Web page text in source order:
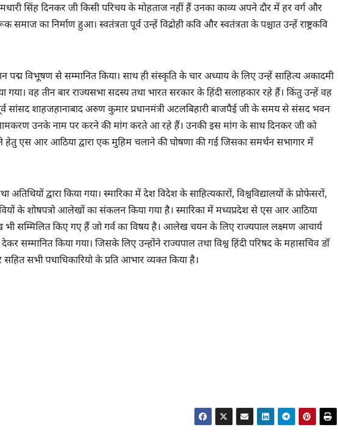
सिंह दिनकर जी किसी परिचय के मोहताज नहीं हैं उनका काव्य अपने दौर में हर वर्ग और
का निर्माण हुआ। स्वतंत्रता पूर्व उन्हें विद्रोही कवि और स्वतंत्रता के पश्चात उन्हें राष्ट्रकवि
पद्म विभूषण से सम्मानित किया। साथ ही संस्कृति के चार अध्याय के लिए उन्हें साहित्य अकादमी
गया। वह तीन बार राज्यसभा सदस्य तथा भारत सरकार के हिंदी सलाहकार रहे हैं। किंतु उन्हें वह
सांसद शाहजहानाबाद अरुण कुमार प्रधानमंत्री अटलबिहारी बाजपैई जी के समय से संसद भवन
उनके नाम पर करने की मांग करते आ रहे हैं। उनकी इस मांग के साथ दिनकर जी को
हेतु एस आर आठिया द्वारा एक मुहिम चलाने की घोषणा की गई जिसका समर्थन सभागार में
द्वारा किया गया। स्मारिका में देश विदेश के साहित्यकारों, विश्वविद्यालयों के प्रोफेसरों,
के शोषपत्रो आलेखों का संकलन किया गया है। स्मारिका में मध्यप्रदेश से एस आर आठिया
सम्मिलित किए गए हैं जो गर्व का विषय है। आलेख चयन के लिए राज्यपाल लक्ष्मण आचार्य
सम्मानित किया गया। जिसके लिए उन्होंने राज्यपाल तथा विश्व हिंदी परिषद के महासचिव डॉ
सभी पधाधिकारियो के प्रति आभार व्यक्त किया है।